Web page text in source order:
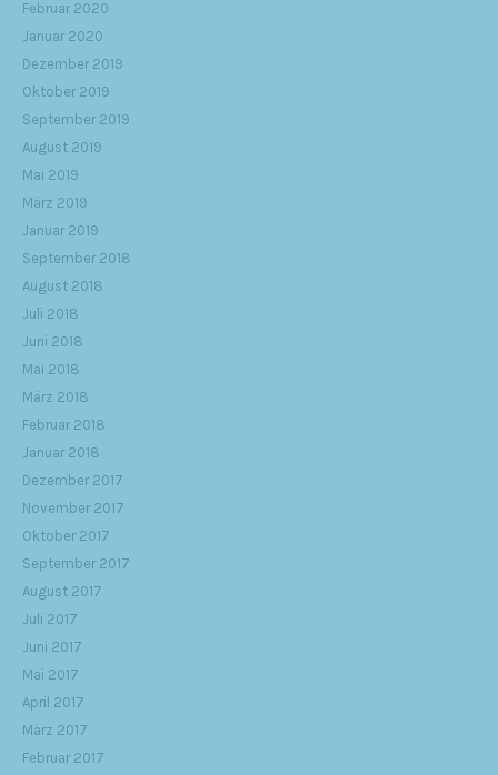
Februar 2020
Januar 2020
Dezember 2019
Oktober 2019
September 2019
August 2019
Mai 2019
März 2019
Januar 2019
September 2018
August 2018
Juli 2018
Juni 2018
Mai 2018
März 2018
Februar 2018
Januar 2018
Dezember 2017
November 2017
Oktober 2017
September 2017
August 2017
Juli 2017
Juni 2017
Mai 2017
April 2017
März 2017
Februar 2017